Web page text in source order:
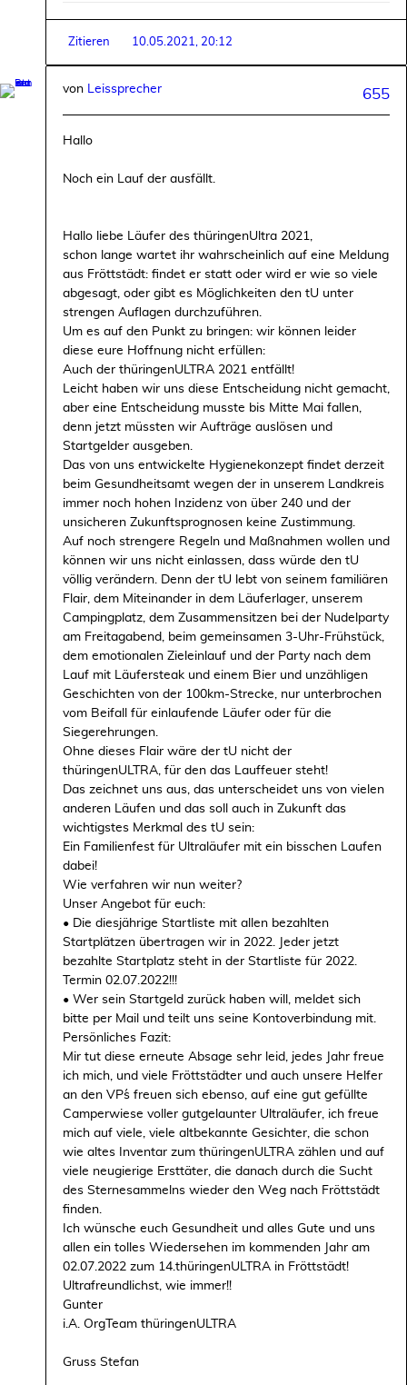
Zitieren 10.05.2021, 20:12
655
von Leissprecher
Hallo
Noch ein Lauf der ausfällt.
Hallo liebe Läufer des thüringenUltra 2021,
schon lange wartet ihr wahrscheinlich auf eine Meldung
aus Fröttstädt: findet er statt oder wird er wie so viele
abgesagt, oder gibt es Möglichkeiten den tU unter
strengen Auflagen durchzuführen.
Um es auf den Punkt zu bringen: wir können leider
diese eure Hoffnung nicht erfüllen:
Auch der thüringenULTRA 2021 entfällt!
Leicht haben wir uns diese Entscheidung nicht gemacht,
aber eine Entscheidung musste bis Mitte Mai fallen,
denn jetzt müssten wir Aufträge auslösen und
Startgelder ausgeben.
Das von uns entwickelte Hygienekonzept findet derzeit
beim Gesundheitsamt wegen der in unserem Landkreis
immer noch hohen Inzidenz von über 240 und der
unsicheren Zukunftsprognosen keine Zustimmung.
Auf noch strengere Regeln und Maßnahmen wollen und
können wir uns nicht einlassen, dass würde den tU
völlig verändern. Denn der tU lebt von seinem familiären
Flair, dem Miteinander in dem Läuferlager, unserem
Campingplatz, dem Zusammensitzen bei der Nudelparty
am Freitagabend, beim gemeinsamen 3-Uhr-Frühstück,
dem emotionalen Zieleinlauf und der Party nach dem
Lauf mit Läufersteak und einem Bier und unzähligen
Geschichten von der 100km-Strecke, nur unterbrochen
vom Beifall für einlaufende Läufer oder für die
Siegerehrungen.
Ohne dieses Flair wäre der tU nicht der
thüringenULTRA, für den das Lauffeuer steht!
Das zeichnet uns aus, das unterscheidet uns von vielen
anderen Läufen und das soll auch in Zukunft das
wichtigstes Merkmal des tU sein:
Ein Familienfest für Ultraläufer mit ein bisschen Laufen
dabei!
Wie verfahren wir nun weiter?
Unser Angebot für euch:
• Die diesjährige Startliste mit allen bezahlten
Startplätzen übertragen wir in 2022. Jeder jetzt
bezahlte Startplatz steht in der Startliste für 2022.
Termin 02.07.2022!!!
• Wer sein Startgeld zurück haben will, meldet sich
bitte per Mail und teilt uns seine Kontoverbindung mit.
Persönliches Fazit:
Mir tut diese erneute Absage sehr leid, jedes Jahr freue
ich mich, und viele Fröttstädter und auch unsere Helfer
an den VP´s freuen sich ebenso, auf eine gut gefüllte
Camperwiese voller gutgelaunter Ultraläufer, ich freue
mich auf viele, viele altbekannte Gesichter, die schon
wie altes Inventar zum thüringenULTRA zählen und auf
viele neugierige Ersttäter, die danach durch die Sucht
des Sternesammelns wieder den Weg nach Fröttstädt
finden.
Ich wünsche euch Gesundheit und alles Gute und uns
allen ein tolles Wiedersehen im kommenden Jahr am
02.07.2022 zum 14.thüringenULTRA in Fröttstädt!
Ultrafreundlichst, wie immer!!
Gunter
i.A. OrgTeam thüringenULTRA
Gruss Stefan